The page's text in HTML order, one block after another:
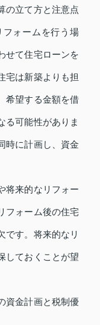
の立て方と注意点
ォームを行う場
せて住宅ローンを
宅は新築よりも担
希望する金額を借
る可能性がありま
時に計画し、資金
将来的なリフォー
フォーム後の住宅
です。将来的なリ
しておくことが望
資金計画と税制優